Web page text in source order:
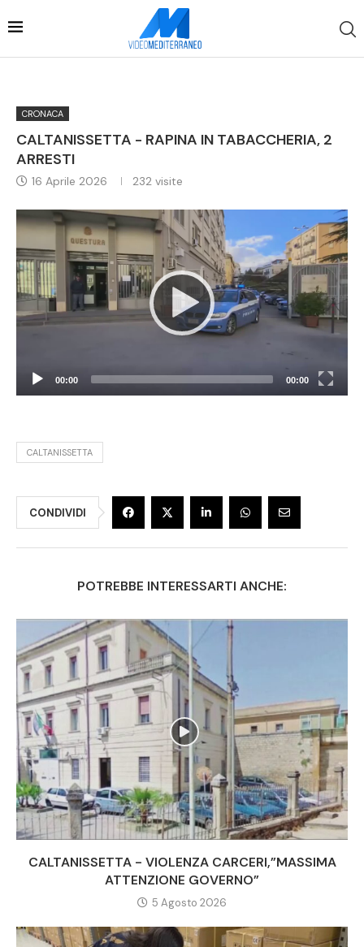
CRONACA
CALTANISSETTA - RAPINA IN TABACCHERIA, 2
ARRESTI
16 Aprile 2026 232 visite
Video
Player
00:00 00:00
CALTANISSETTA
CONDIVIDI
POTREBBE INTERESSARTI ANCHE:
CALTANISSETTA - VIOLENZA CARCERI,”MASSIMA
ATTENZIONE GOVERNO”
5 Agosto 2026